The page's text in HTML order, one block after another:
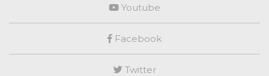
Youtube
Facebook
Twitter